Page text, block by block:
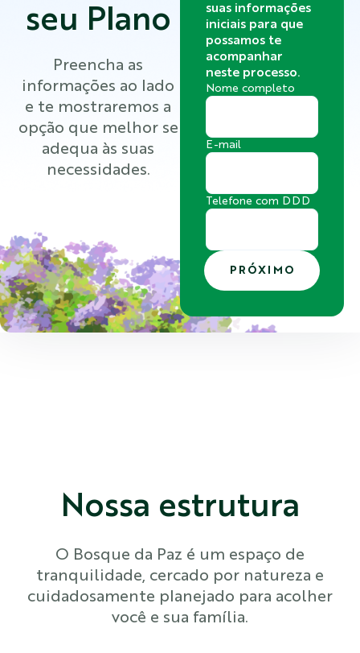
seu Plano
Preencha as
informações ao lado
e te mostraremos a
opção que melhor se
adequa às suas
necessidades.
suas informações
iniciais para que
possamos te
acompanhar
neste processo.
Nome completo
E-mail
Telefone com DDD
PRÓXIMO
Nossa estrutura
O Bosque da Paz é um espaço de
tranquilidade, cercado por natureza e
cuidadosamente planejado para acolher
você e sua família.